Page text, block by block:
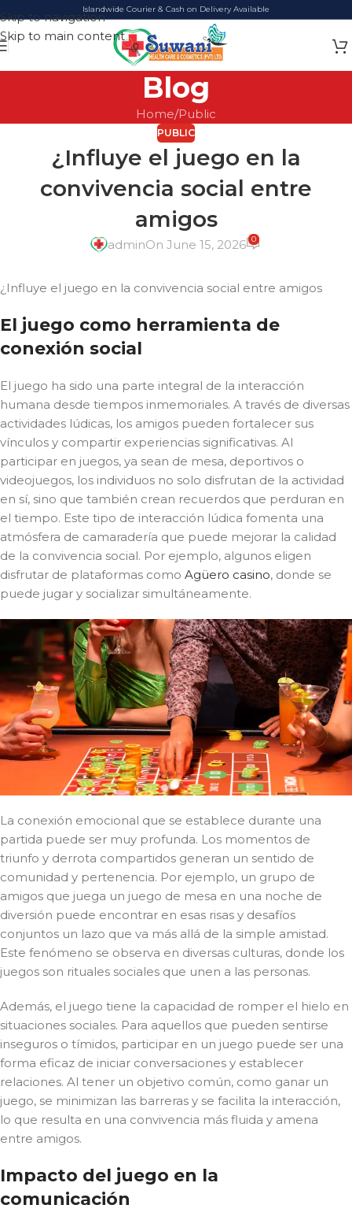
Skip to navigation
Skip to main content
Islandwide Courier & Cash on Delivery Available
Blog
Home Public
PUBLIC
¿Influye el juego en la
convivencia social entre
amigos
adminOn June 15, 2026 0
¿Influye el juego en la convivencia social entre amigos
El juego como herramienta de
conexión social
El juego ha sido una parte integral de la interacción
humana desde tiempos inmemoriales. A través de diversas
actividades lúdicas, los amigos pueden fortalecer sus
vínculos y compartir experiencias significativas. Al
participar en juegos, ya sean de mesa, deportivos o
videojuegos, los individuos no solo disfrutan de la actividad
en sí, sino que también crean recuerdos que perduran en
el tiempo. Este tipo de interacción lúdica fomenta una
atmósfera de camaradería que puede mejorar la calidad
de la convivencia social. Por ejemplo, algunos eligen
disfrutar de plataformas como Agüero casino, donde se
puede jugar y socializar simultáneamente.
La conexión emocional que se establece durante una
partida puede ser muy profunda. Los momentos de
triunfo y derrota compartidos generan un sentido de
comunidad y pertenencia. Por ejemplo, un grupo de
amigos que juega un juego de mesa en una noche de
diversión puede encontrar en esas risas y desafíos
conjuntos un lazo que va más allá de la simple amistad.
Este fenómeno se observa en diversas culturas, donde los
juegos son rituales sociales que unen a las personas.
Además, el juego tiene la capacidad de romper el hielo en
situaciones sociales. Para aquellos que pueden sentirse
inseguros o tímidos, participar en un juego puede ser una
forma eficaz de iniciar conversaciones y establecer
relaciones. Al tener un objetivo común, como ganar un
juego, se minimizan las barreras y se facilita la interacción,
lo que resulta en una convivencia más fluida y amena
entre amigos.
Impacto del juego en la
comunicación